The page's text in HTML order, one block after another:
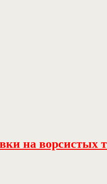
на ворсистых